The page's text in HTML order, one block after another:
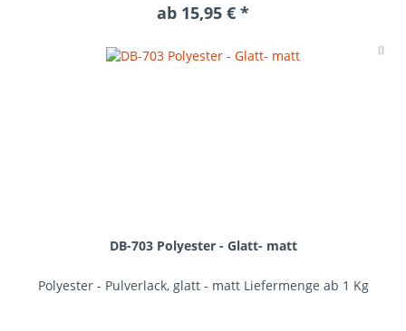
ab 15,95 € *
DB-703 Polyester - Glatt- matt
Polyester - Pulverlack, glatt - matt Liefermenge ab 1 Kg